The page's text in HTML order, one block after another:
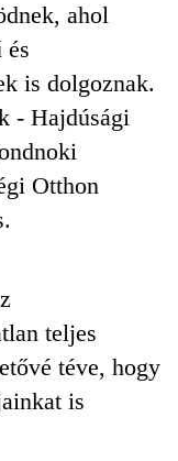
ahol
és
is dolgoznak.
- Hajdúsági
Otthon
teljes
téve, hogy
is